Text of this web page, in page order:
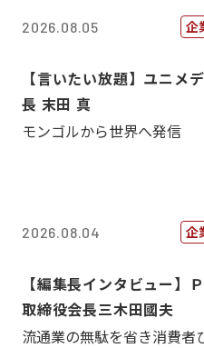
2026.08.05 企
【言いたい放題】ユニメ
長 末田 真
モンゴルから世界へ発信
2026.08.04 企
【編集長インタビュー
取締役会長三木田國夫
流通業の無駄を省き消費者